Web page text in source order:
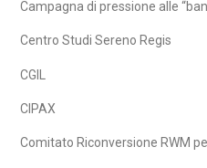
Campagna di pressione alle
Centro Studi Sereno Regis
CGIL
CIPAX
Comitato Riconversione RWM